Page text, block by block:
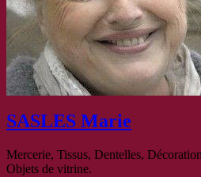
SASLES Marie
Mercerie, Tissus, Dentelles,
Objets de vitrine.